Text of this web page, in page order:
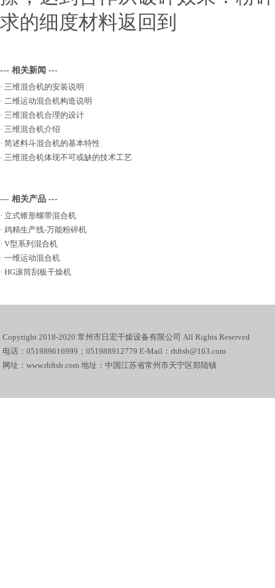
求的细度材料返回到
--- 相关新闻 ---
· 三维混合机的安装说明
· 二维运动混合机构造说明
· 三维混合机合理的设计
· 三维混合机介绍
· 简述料斗混合机的基本特性
· 三维混合机体现不可或缺的技术工艺
--- 相关产品 ---
· 立式锥形螺带混合机
· 鸡精生产线-万能粉碎机
· V型系列混合机
· 一维运动混合机
· HG滚筒刮板干燥机
Copyright 2018-2020 常州市日宏干燥设备有限公司 All Rights Reserved
电话：051989616999；051988912779 E-Mail：rhftsb@163.com
网址：www.rhftsb.com 地址：中国江苏省常州市天宁区郑陆镇